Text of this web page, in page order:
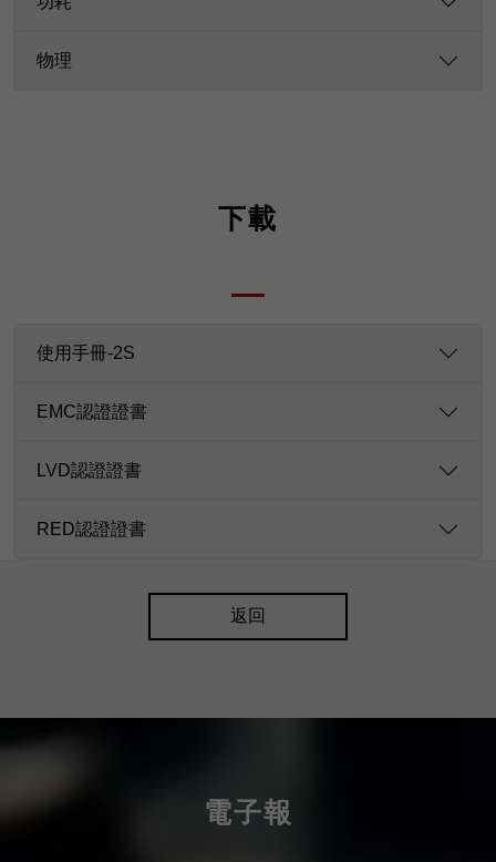
物理
下載
使用手冊-2S
EMC認證證書
LVD認證證書
RED認證證書
返回
電子報